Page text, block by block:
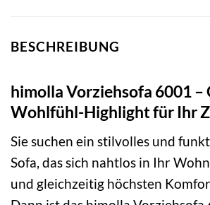
BESCHREIBUNG
himolla Vorziehsofa 6001 –
Wohlfühl-Highlight für Ihr
Sie suchen ein stilvolles und
Sofa, das sich nahtlos in Ihr
und gleichzeitig höchsten